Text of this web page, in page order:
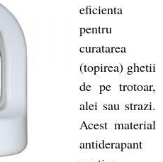
eficienta
pentru
curatarea
(topirea) ghetii
de pe trotoar,
alei sau strazi.
Acest material
antiderapant